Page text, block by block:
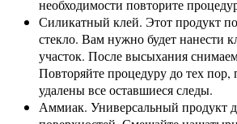
необходимости повторите
Силикатный клей. Этот продукт
стекло. Вам нужно будет нанести
участок. После высыхания
Повторяйте процедуру до тех пор,
удалены все оставшиеся следы.
Аммиак. Универсальный продукт